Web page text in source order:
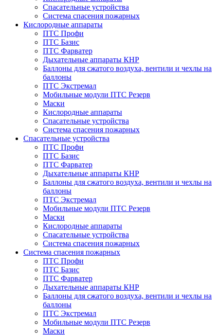
Спасательные устройства
Система спасения пожарных
Кислородные аппараты
ПТС Профи
ПТС Базис
ПТС Фарватер
Дыхательные аппараты КНР
Баллоны для сжатого воздуха, вентили и чехлы на
баллоны
ПТС Экстремал
Мобильные модули ПТС Резерв
Маски
Кислородные аппараты
Спасательные устройства
Система спасения пожарных
Спасательные устройства
ПТС Профи
ПТС Базис
ПТС Фарватер
Дыхательные аппараты КНР
Баллоны для сжатого воздуха, вентили и чехлы на
баллоны
ПТС Экстремал
Мобильные модули ПТС Резерв
Маски
Кислородные аппараты
Спасательные устройства
Система спасения пожарных
Система спасения пожарных
ПТС Профи
ПТС Базис
ПТС Фарватер
Дыхательные аппараты КНР
Баллоны для сжатого воздуха, вентили и чехлы на
баллоны
ПТС Экстремал
Мобильные модули ПТС Резерв
Маски